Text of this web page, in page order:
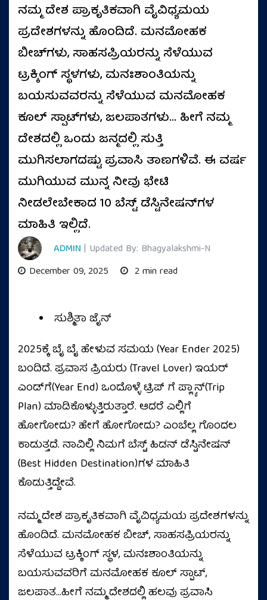
ನಮ್ಮ ದೇಶ ಪ್ರಾಕೃತಿಕವಾಗಿ ವೈವಿಧ್ಯಮಯ
ಪ್ರದೇಶಗಳನ್ನು ಹೊಂದಿದೆ. ಮನಮೋಹಕ
ಬೀಚ್‌ಗಳು, ಸಾಹಸಪ್ರಿಯರನ್ನು ಸೆಳೆಯುವ
ಟ್ರಕ್ಕಿಂಗ್ ಸ್ಥಳಗಳು, ಮನಃಶಾಂತಿಯನ್ನು
ಬಯಸುವವರನ್ನು ಸೆಳೆಯುವ ಮನಮೋಹಕ
ಕೂಲ್ ಸ್ಪಾಟ್‌ಗಳು, ಜಲಪಾತಗಳು... ಹೀಗೆ ನಮ್ಮ
ದೇಶದಲ್ಲಿ ಒಂದು ಜನ್ಮದಲ್ಲಿ ಸುತ್ತಿ
ಮುಗಿಸಲಾಗದಷ್ಟು ಪ್ರವಾಸಿ ತಾಣಗಳಿವೆ. ಈ ವರ್ಷ
ಮುಗಿಯುವ ಮುನ್ನ ನೀವು ಭೇಟಿ
ನೀಡಲೇಬೇಕಾದ 10 ಬೆಸ್ಟ್ ಡೆಸ್ಟಿನೇಷನ್‌ಗಳ
ಮಾಹಿತಿ ಇಲ್ಲಿದೆ.
ADMIN | Updated By: Bhagyalakshmi-N
December 09, 2025
2 min read
ಸುಶ್ಮಿತಾ ಜೈನ್‌
2025ಕ್ಕೆ ಬೈ ಬೈ ಹೇಳುವ ಸಮಯ (Year Ender 2025)
ಬಂದಿದೆ. ಪ್ರವಾಸ ಪ್ರಿಯರು (Travel Lover) ಇಯರ್
ಎಂಡ್‌ಗೆ(Year End) ಒಂದೊಳ್ಳೆ ಟ್ರಿಪ್ ಗೆ ಪ್ಲ್ಯಾನ್(Trip
Plan) ಮಾಡಿಕೊಳ್ಳುತ್ತಿರುತ್ತಾರೆ. ಆದರೆ ಎಲ್ಲಿಗೆ
ಹೋಗೋದು? ಹೇಗೆ ಹೋಗೋದು? ಎಂಬೆಲ್ಲ ಗೊಂದಲ
ಕಾಡುತ್ತದೆ. ನಾವಿಲ್ಲಿ ನಿಮಗೆ ಬೆಸ್ಟ್ ಹಿಡನ್ ಡೆಸ್ಟಿನೇಷನ್
(Best Hidden Destination)ಗಳ ಮಾಹಿತಿ
ಕೊಡುತ್ತಿದ್ದೇವೆ.
ನಮ್ಮ ದೇಶ ಪ್ರಾಕೃತಿಕವಾಗಿ ವೈವಿಧ್ಯಮಯ ಪ್ರದೇಶಗಳನ್ನು
ಹೊಂದಿದೆ. ಮನಮೋಹಕ ಬೀಚ್, ಸಾಹಸಪ್ರಿಯರನ್ನು
ಸೆಳೆಯುವ ಟ್ರಕ್ಕಿಂಗ್ ಸ್ಥಳ, ಮನಃಶಾಂತಿಯನ್ನು
ಬಯಸುವವರಿಗೆ ಮನಮೋಹಕ ಕೂಲ್ ಸ್ಪಾಟ್,
ಜಲಪಾತ...ಹೀಗೆ ನಮ್ಮ ದೇಶದಲ್ಲಿ ಹಲವು ಪ್ರವಾಸಿ